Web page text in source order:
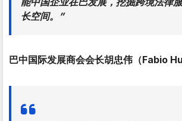
长空间。”
巴中国际发展商会会长胡忠伟（Fabio Hu